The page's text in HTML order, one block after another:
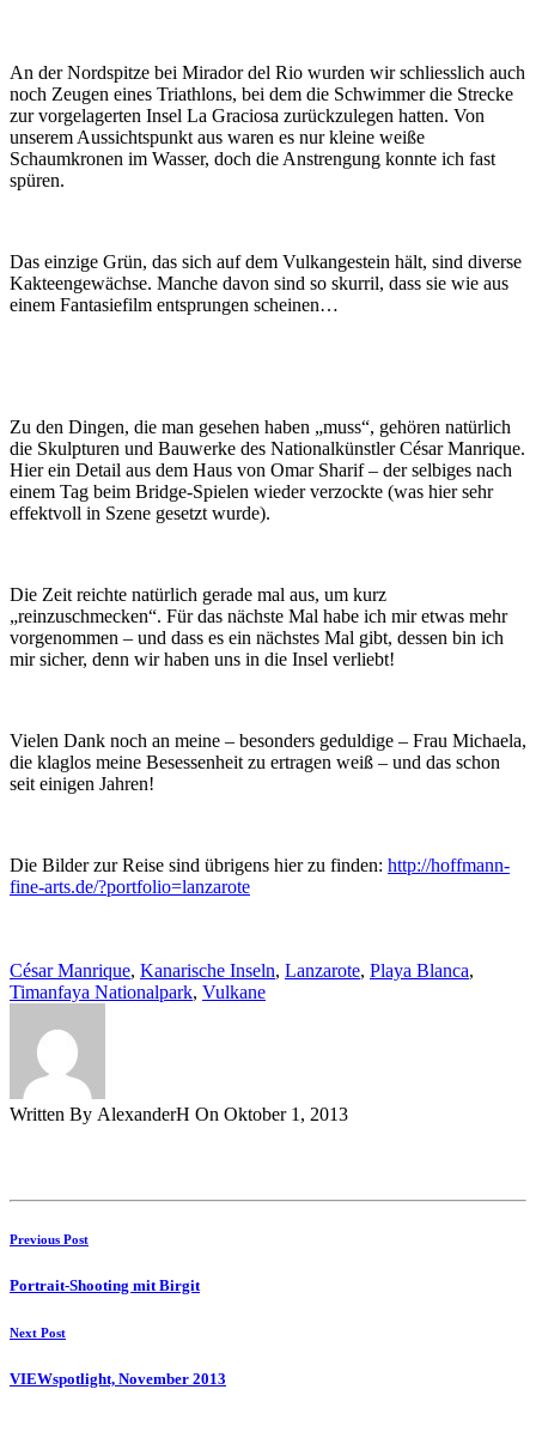
An der Nordspitze bei Mirador del Rio wurden wir schliesslich auch
noch Zeugen eines Triathlons, bei dem die Schwimmer die Strecke
zur vorgelagerten Insel La Graciosa zurückzulegen hatten. Von
unserem Aussichtspunkt aus waren es nur kleine weiße
Schaumkronen im Wasser, doch die Anstrengung konnte ich fast
spüren.
Das einzige Grün, das sich auf dem Vulkangestein hält, sind diverse
Kakteengewächse. Manche davon sind so skurril, dass sie wie aus
einem Fantasiefilm entsprungen scheinen…
Zu den Dingen, die man gesehen haben „muss“, gehören natürlich
die Skulpturen und Bauwerke des Nationalkünstler César Manrique.
Hier ein Detail aus dem Haus von Omar Sharif – der selbiges nach
einem Tag beim Bridge-Spielen wieder verzockte (was hier sehr
effektvoll in Szene gesetzt wurde).
Die Zeit reichte natürlich gerade mal aus, um kurz
„reinzuschmecken“. Für das nächste Mal habe ich mir etwas mehr
vorgenommen – und dass es ein nächstes Mal gibt, dessen bin ich
mir sicher, denn wir haben uns in die Insel verliebt!
Vielen Dank noch an meine – besonders geduldige – Frau Michaela,
die klaglos meine Besessenheit zu ertragen weiß – und das schon
seit einigen Jahren!
Die Bilder zur Reise sind übrigens hier zu finden: http://hoffmann-
fine-arts.de/?portfolio=lanzarote
César Manrique, Kanarische Inseln, Lanzarote, Playa Blanca,
Timanfaya Nationalpark, Vulkane
Written By AlexanderH On Oktober 1, 2013
Previous Post
Portrait-Shooting mit Birgit
Next Post
VIEWspotlight, November 2013